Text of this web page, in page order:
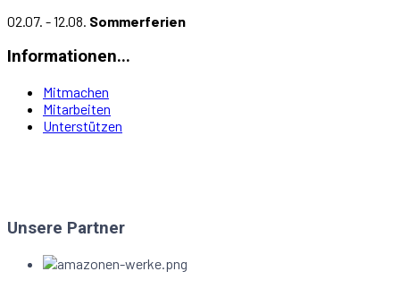
02.07. - 12.08. Sommerferien
Informationen...
Mitmachen
Mitarbeiten
Unterstützen
Unsere Partner